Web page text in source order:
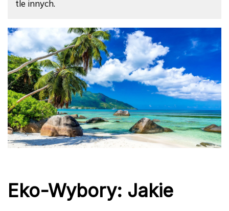
tle innych.
Eko-Wybory: Jakie